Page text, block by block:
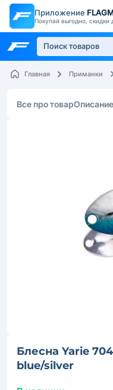
Приложение
Покупай выгодно, скидки
Главная Приманки
Все про товарОписание
Блесна Yarie
blue/silver